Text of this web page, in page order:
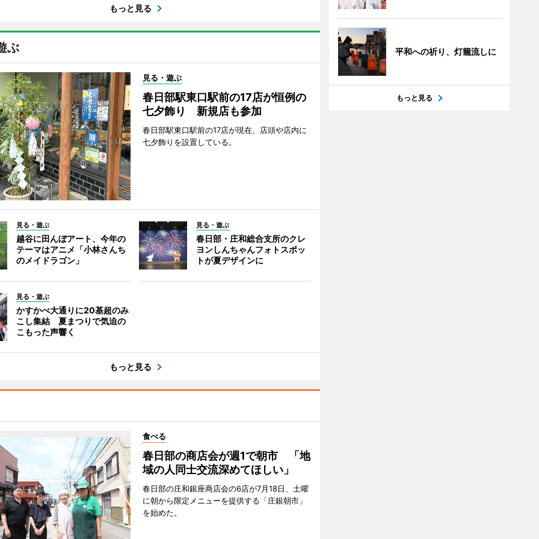
もっと見る
ぶ
見る・遊ぶ
春日部駅東口駅前の17店が恒例の
七夕飾り 新規店も参加
春日部駅東口駅前の17店が現在、店頭や店内に
七夕飾りを設置している。
見る・遊ぶ
越谷に田んぼアート、今年の
テーマはアニメ「小林さんち
のメイドラゴン」
見る・遊ぶ
春日部・庄和総合支所のクレ
ヨンしんちゃんフォトスポッ
トが夏デザインに
見る・遊ぶ
かすかべ大通りに20基超のみ
こし集結 夏まつりで気迫の
こもった声響く
もっと見る
食べる
春日部の商店会が週1で朝市 「地
域の人同士交流深めてほしい」
春日部の庄和銀座商店会の6店が7月18日、土曜
に朝から限定メニューを提供する「庄銀朝市」
を始めた。
平和への祈り、灯籠流しに
もっと見る